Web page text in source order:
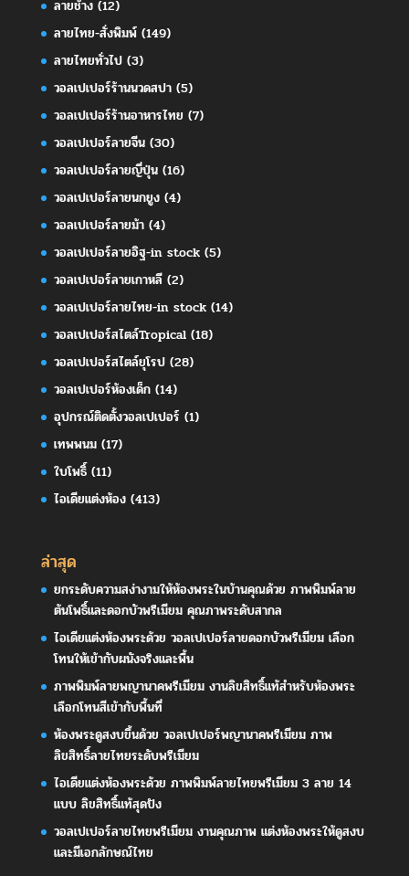
ลายช้าง(12)
ลายไทย-สั่งพิมพ์(149)
ลายไทยทั่วไป(3)
วอลเปเปอร์ร้านนวดสปา(5)
วอลเปเปอร์ร้านอาหารไทย (7)
วอลเปเปอร์ลายจีน(30)
วอลเปเปอร์ลายญี่ปุ่น(16)
วอลเปเปอร์ลายนกยูง(4)
วอลเปเปอร์ลายม้า(4)
วอลเปเปอร์ลายอิฐ-in stock(5)
วอลเปเปอร์ลายเกาหลี(2)
วอลเปเปอร์ลายไทย-in stock(14)
วอลเปเปอร์สไตล์Tropical(18)
วอลเปเปอร์สไตล์ยุโรป(28)
วอลเปเปอร์ห้องเด็ก(14)
อุปกรณ์ติดตั้งวอลเปเปอร์ (1)
เทพพนม(17)
ใบโพธิ์(11)
ไอเดียแต่งห้อง(413)
ล่าสุด
ยกระดับความสง่างามให้ห้องพระในบ้านคุณด้วย ภาพพิมพ์ลาย
ต้นโพธิ์และดอกบัวพรีเมียม คุณภาพระดับสากล
ไอเดียแต่งห้องพระด้วย วอลเปเปอร์ลายดอกบัวพรีเมียม เลือก
โทนให้เข้ากับผนังจริงและพื้น
ภาพพิมพ์ลายพญานาคพรีเมียม งานลิขสิทธิ์แท้สำหรับห้องพระ
เลือกโทนสีเข้ากับพื้นที่
ห้องพระดูสงบขึ้นด้วย วอลเปเปอร์พญานาคพรีเมียม ภาพ
ลิขสิทธิ์ลายไทยระดับพรีเมียม
ไอเดียแต่งห้องพระด้วย ภาพพิมพ์ลายไทยพรีเมียม 3 ลาย 14
แบบ ลิขสิทธิ์แท้สุดปัง
วอลเปเปอร์ลายไทยพรีเมียม งานคุณภาพ แต่งห้องพระให้ดูสงบ
และมีเอกลักษณ์ไทย